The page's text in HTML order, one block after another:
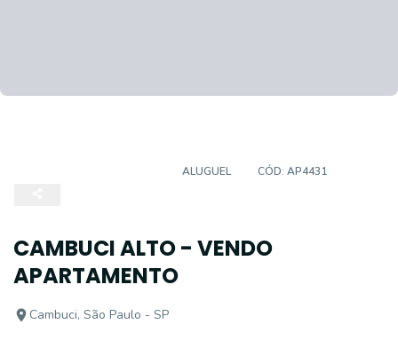
ALUGUEL CÓD: AP4431
CAMBUCI ALTO - VENDO
APARTAMENTO
Cambuci, São Paulo - SP